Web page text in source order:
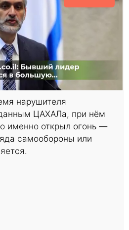
нарушителя
ЦАХАЛа, при нём
именно открыл огонь —
самообороны или